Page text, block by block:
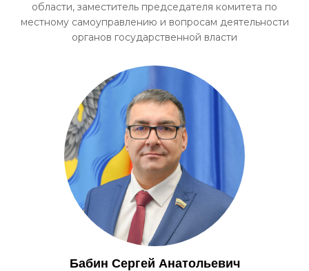
области, заместитель председателя комитета по
местному самоуправлению и вопросам деятельности
органов государственной власти
Бабин Сергей Анатольевич